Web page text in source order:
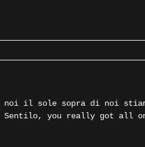
il sole sopra di noi
Sentilo, you really got all